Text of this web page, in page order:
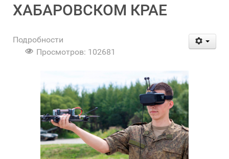
ХАБАРОВСКОМ КРАЕ
Подробности
Просмотров: 102681